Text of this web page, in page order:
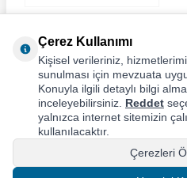
E-Ticaret
Çerez Kullanımı
Kişisel verileriniz,
sunulması için mevzuata
Konuyla ilgili detaylı bilgi
inceleyebilirsiniz. Reddet
yalnızca internet sitemizin
kullanılacaktır.
Çerezleri